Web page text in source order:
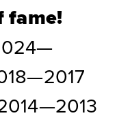
fame!
—
—2017
—2013